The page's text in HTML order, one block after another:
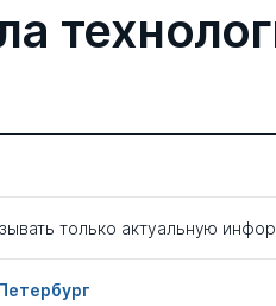
только актуальную